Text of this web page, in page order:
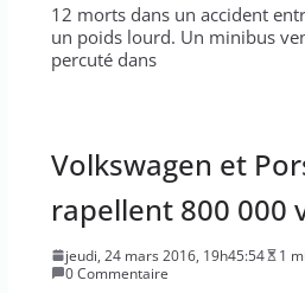
12 morts dans un accident
un poids lourd. Un minibus
percuté dans
Volkswagen et
rapellent 800 000
jeudi, 24 mars 2016, 19h45:54
1
0 Commentaire